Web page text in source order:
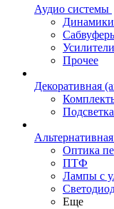
Аудио системы
Усилители
Прочее
Декоративная
Оптика
ПТФ
Лампы с
Еще